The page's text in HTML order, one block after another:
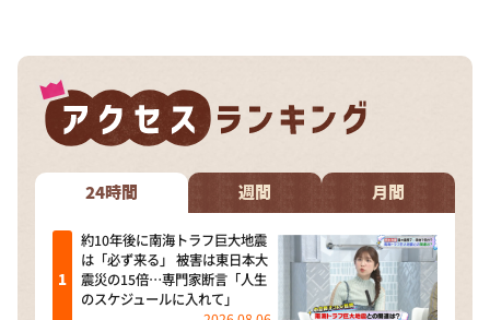
24時間 週間 月間
約10年後に南海トラフ巨大地震
は「必ず来る」 被害は東日本大
震災の15倍…専門家断言「人生
のスケジュールに入れて」